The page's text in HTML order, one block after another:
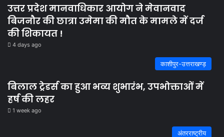
उत्तर प्रदेश मानवाधिकार आयोग ने मेवानवाद
बिजनौर की छात्रा उमेमा की मौत के मामले में दर्ज
की शिकायत !
4 days ago
काशीपुर-उत्तराखण्ड़
बिलाल ट्रेडर्स का हुआ भव्य शुभारंभ, उपभोक्ताओं में
हर्ष की लहर
1 week ago
अंतरराष्ट्रीय